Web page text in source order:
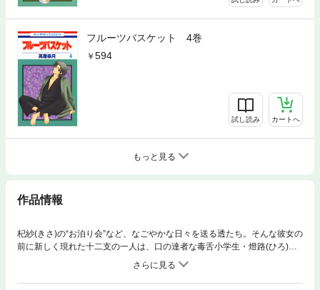
フルーツバスケット 4巻
594
試し読み カートへ
もっと見る
作品情報
杞紗(きさ)の“お泊り会”など、なごやかな日々を送る透たち。そんな彼女の
前に新しく現れた十二支の一人は、口の達者な毒舌小学生・燈路(ひろ)だ
った。何かと透に突っかかってくる燈路だが、その心の奥には杞紗への想